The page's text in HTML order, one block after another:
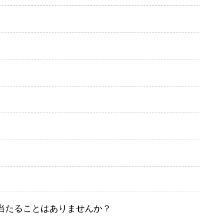
たることはありませんか？